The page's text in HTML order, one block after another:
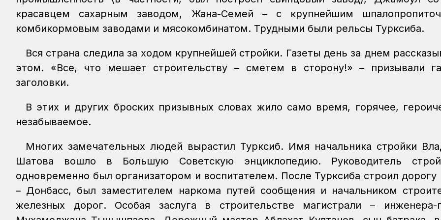
красавцем сахарным заводом, Жана-Семей – с крупнейшим
комбикормовым заводами и мясокомбинатом. Трудными были рельсы Турксиба.
Вся страна следила за ходом крупнейшей стройки. Газеты день за днем
этом. «Все, что мешает строительству – сметем в сторону!» – призывали
заголовки.
В этих и других броских призывных словах жило само время, горячее,
незабываемое.
Многих замечательных людей вырастил Турксиб. Имя начальника стройки
Шатова вошло в Большую Советскую энциклопедию. Руководитель
одновременно был организатором и воспитателем. После Турксиба строил
– Донбасс, был заместителем наркома путей сообщения и начальником
железных дорог. Особая заслуга в строительстве магистрали – инженера-